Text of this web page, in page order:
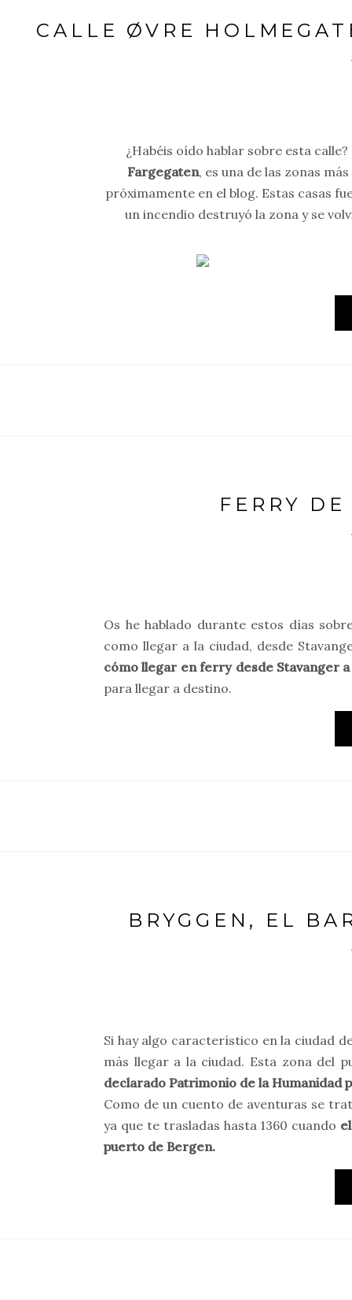
CALLE ØVRE
¿Habéis oído hablar sobre esta
Fargegaten, es una de las zonas
próximamente en el blog. Estas casas
un incendio destruyó la zona y se
FERRY
Os he hablado durante estos días
como llegar a la ciudad, desde
cómo llegar en ferry desde Stavanger
para llegar a destino.
BRYGGEN, EL
Si hay algo característico en la ciudad
más llegar a la ciudad. Esta zona del
declarado Patrimonio de la Humanidad
Como de un cuento de aventuras se
ya que te trasladas hasta 1360 cuando
puerto de Bergen.